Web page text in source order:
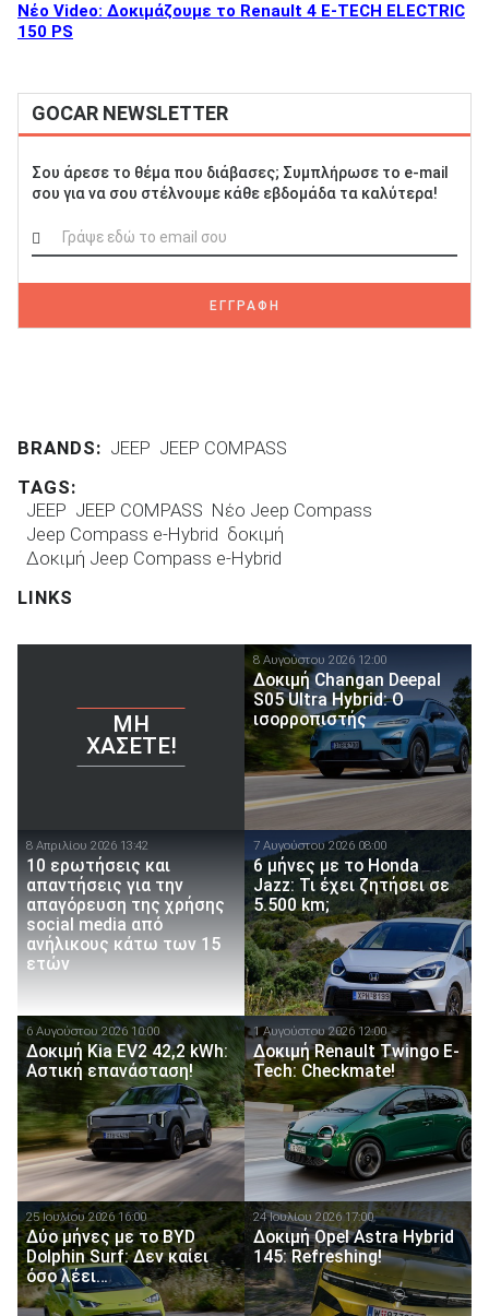
Νέο Video: Δοκιμάζουμε το Renault 4 E-TECH ELECTRIC
150 PS
GOCAR NEWSLETTER
Σου άρεσε το θέμα που διάβασες; Συμπλήρωσε το e-mail
σου για να σου στέλνουμε κάθε εβδομάδα τα καλύτερα!
ΕΓΓΡΑΦΗ
BRANDS: JEEP JEEP COMPASS
TAGS:
JEEP JEEP COMPASS Νέο Jeep Compass
Jeep Compass e-Hybrid δοκιμή
Δοκιμή Jeep Compass e-Hybrid
LINKS
ΜΗ
ΧΆΣΕΤΕ!
8 Αυγούστου 2026 12:00
Δοκιμή Changan Deepal
S05 Ultra Hybrid: Ο
ισορροπιστής
8 Απριλίου 2026 13:42
10 ερωτήσεις και
απαντήσεις για την
απαγόρευση της χρήσης
social media από
ανήλικους κάτω των 15
ετών
7 Αυγούστου 2026 08:00
6 μήνες με το Honda
Jazz: Τι έχει ζητήσει σε
5.500 km;
6 Αυγούστου 2026 10:00
Δοκιμή Kia EV2 42,2 kWh:
Αστική επανάσταση!
1 Αυγούστου 2026 12:00
Δοκιμή Renault Twingo E-
Tech: Checkmate!
25 Ιουλίου 2026 16:00
Δύο μήνες με το BYD
Dolphin Surf: Δεν καίει
όσο λέει…
24 Ιουλίου 2026 17:00
Δοκιμή Opel Astra Hybrid
145: Refreshing!